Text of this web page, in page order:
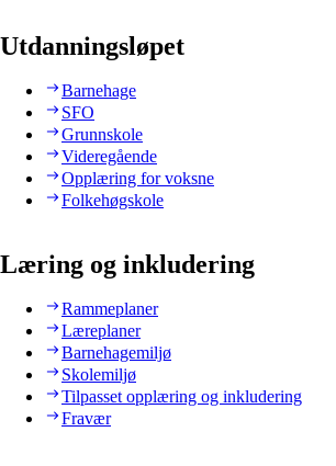
Utdanningsløpet
Barnehage
SFO
Grunnskole
Videregående
Opplæring for voksne
Folkehøgskole
Læring og inkludering
Rammeplaner
Læreplaner
Barnehagemiljø
Skolemiljø
Tilpasset opplæring og inkludering
Fravær